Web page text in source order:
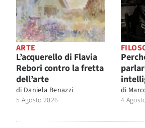
ARTE
L’acquerello di Flavia
Rebori contro la fretta
dell’arte
di Daniela Benazzi
5 Agosto 2026
di
4